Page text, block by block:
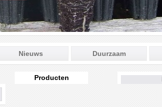
Nieuws Duurzaam
Producten